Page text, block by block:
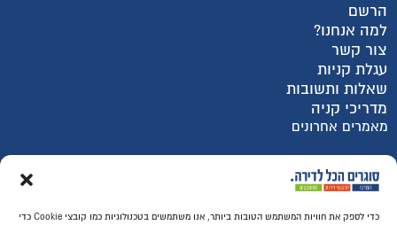
כדי לספק את חוויות המשתמש הטובות ביותר, אנו משתמשים בטכנולוגיות כמו קובצי Cookie כדי
הרשם
למה אנחנו?
צור קשר
עגלת קניות
שאלות ותשובות
מדריכי קניה
מאמרים אחרונים
רכישה מאובטחת SSL